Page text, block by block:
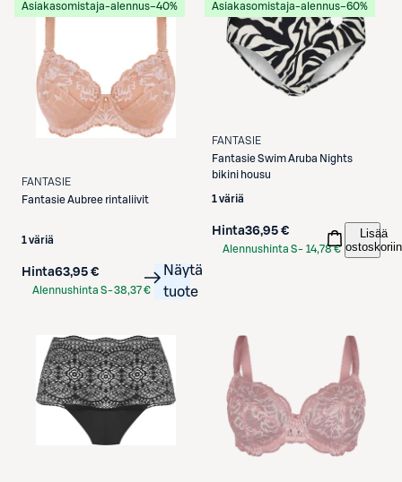
Asiakasomistaja-alennus−40%
FANTASIE
FantasieAubree rintaliivit
1 väriä
Hinta63,95 €
Alennushinta S-38,37 €
Näytä
tuote
Asiakasomistaja-alennus−60%
FANTASIE
FantasieSwim Aruba Nights
bikini housu
1 väriä
Hinta36,95 €
Alennushinta S- 14,78 €
Lisää
ostoskoriin